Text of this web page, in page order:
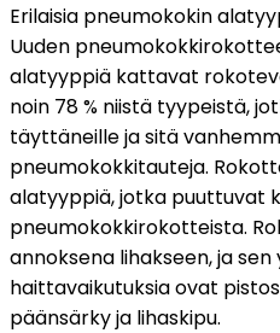
Erilaisia pneumokokin
Uuden
alatyyppiä kattavat
noin 78 % niistä tyypeistä,
täyttäneille ja sitä
pneumokokkitauteja.
alatyyppiä, jotka puuttuvat
pneumokokkirokotteista.
annoksena lihakseen, ja
haittavaikutuksia ovat
päänsärky ja lihaskipu.